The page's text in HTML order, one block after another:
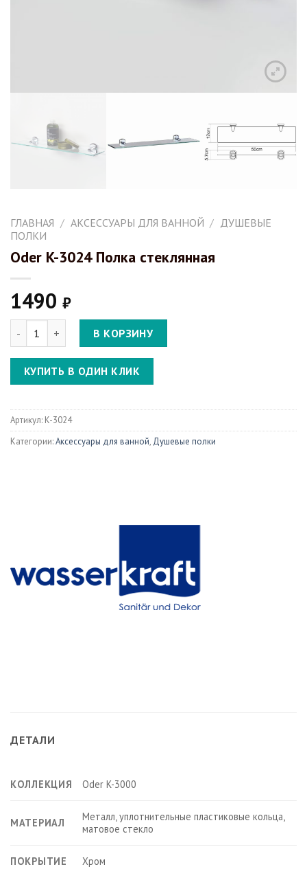
ГЛАВНАЯ / АКСЕССУАРЫ ДЛЯ ВАННОЙ / ДУШЕВЫЕ
ПОЛКИ
Oder K-3024 Полка стеклянная
1490 ₽
Количество Oder K-3024 Полка стеклянная
В КОРЗИНУ
КУПИТЬ В ОДИН КЛИК
Артикул: K-3024
Категории:Аксессуары для ванной, Душевые полки
ДЕТАЛИ
КОЛЛЕКЦИЯ Oder K-3000
МАТЕРИАЛ
Металл, уплотнительные пластиковые кольца,
матовое стекло
ПОКРЫТИЕ Хром